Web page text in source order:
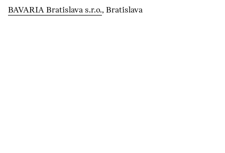
BAVARIA Bratislava s.r.o., Bratislava